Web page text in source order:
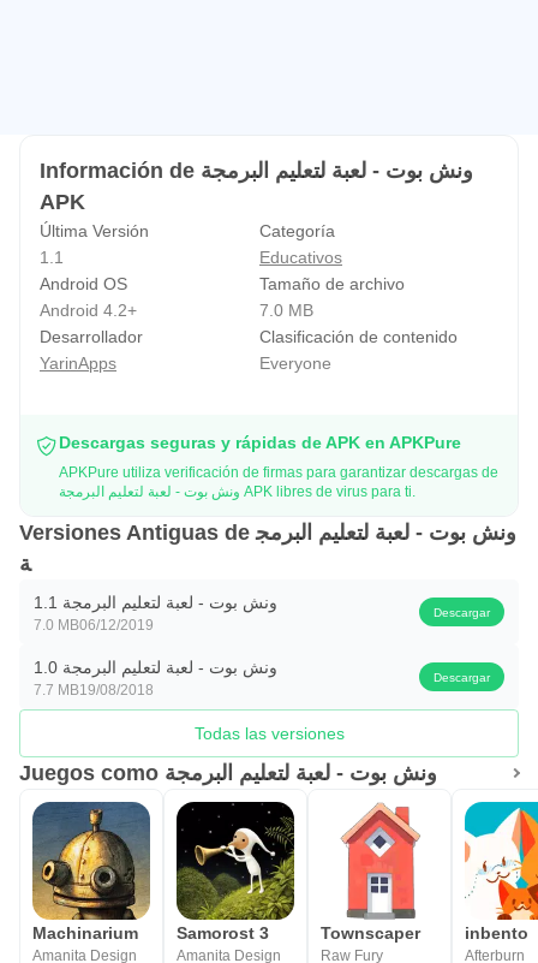
Información de ونش بوت - لعبة لتعليم البرمجة
APK
Última Versión
1.1
Categoría
Educativos
Android OS
Android 4.2+
Tamaño de archivo
7.0 MB
Desarrollador
YarinApps
Clasificación de contenido
Everyone
Descargas seguras y rápidas de APK en APKPure
APKPure utiliza verificación de firmas para garantizar descargas de
ونش بوت - لعبة لتعليم البرمجة APK libres de virus para ti.
Versiones Antiguas de ونش بوت - لعبة لتعليم البرمج
ة
ونش بوت - لعبة لتعليم البرمجة 1.1
7.0 MB06/12/2019
Descargar
ونش بوت - لعبة لتعليم البرمجة 1.0
7.7 MB19/08/2018
Descargar
Todas las versiones
Juegos como ونش بوت - لعبة لتعليم البرمجة
Machinarium
Amanita Design
Samorost 3
Amanita Design
Townscaper
Raw Fury
inbento
Afterburn